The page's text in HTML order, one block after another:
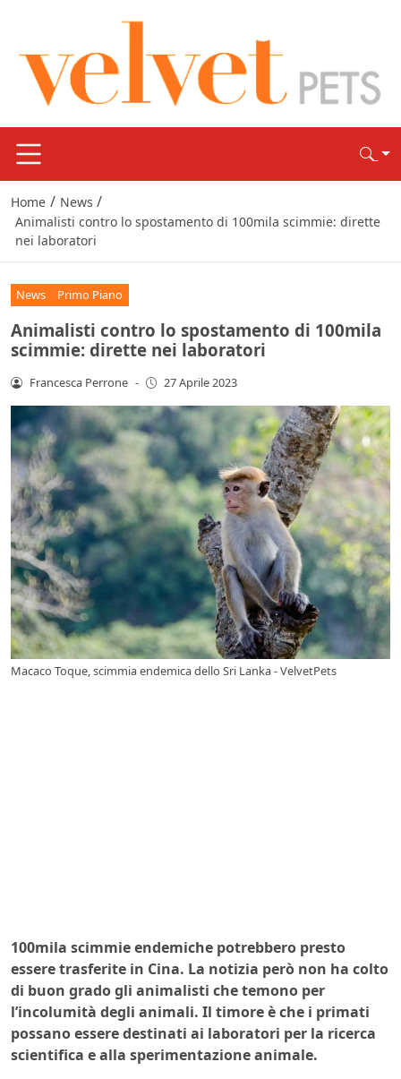
Home / News /
Animalisti contro lo spostamento di 100mila scimmie: dirette
nei laboratori
News Primo Piano
Animalisti contro lo spostamento di 100mila
scimmie: dirette nei laboratori
Francesca Perrone - 27 Aprile 2023
Macaco Toque, scimmia endemica dello Sri Lanka - VelvetPets
100mila scimmie endemiche potrebbero presto
essere trasferite in Cina. La notizia però non ha colto
di buon grado gli animalisti che temono per
l’incolumità degli animali. Il timore è che i primati
possano essere destinati ai laboratori per la ricerca
scientifica e alla sperimentazione animale.